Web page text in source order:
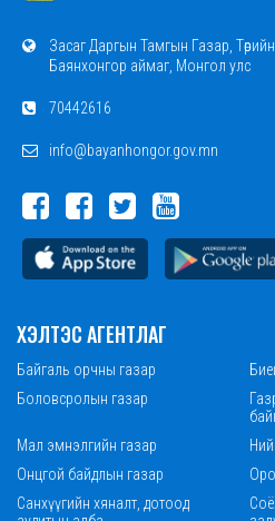
Засаг Даргын Тамгын Газар,
Баянхонгор аймаг, Монгол улс
70442616
info@bayanhongor.gov.mn
ХЭЛТЭС АГЕНТЛАГ
Байгаль орчны газар
Боловсролын газар
Мал эмнэлгийн газар
Онцгой байдлын газар
Санхүүгийн хяналт, дотоод